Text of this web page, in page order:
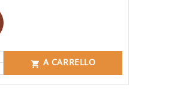
 A CARRELLO